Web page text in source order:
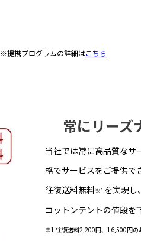
※提携プログラムの詳細はこちら
常にリーズ
当社では常に高品質なサ
格でサービスをご提供で
往復送料無料※1を実現し
コットンテントの値段を
※1 往復送料2,200円、16,500円の